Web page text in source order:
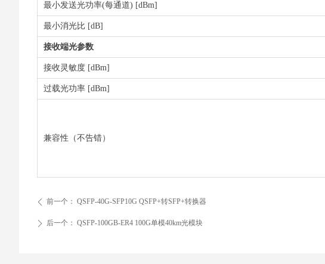
最小发送光功率(每通道) [dBm]
最小消光比 [dB]
接收端光参数
接收灵敏度 [dBm]
过载光功率 [dBm]
兼容性（不告错）
ꄴ 前一个： QSFP-40G-SFP10G QSFP+转SFP+转换器
ꄲ 后一个： QSFP-100GB-ER4 100G单模40km光模块